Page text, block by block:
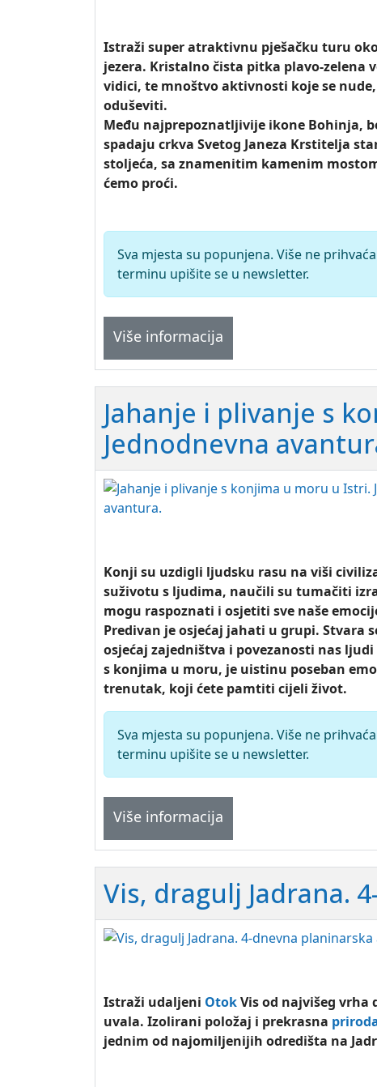
Istraži super atraktivnu pješačku turu
jezera. Kristalno čista pitka plavo-zelena
vidici, te mnoštvo aktivnosti koje se
oduševiti.
Među najprepoznatljivije ikone Bohinja,
spadaju crkva Svetog Janeza Krstitelja
stoljeća, sa znamenitim kamenim
ćemo proći.
Sva mjesta su popunjena. Više ne
terminu upišite se u newsletter.
Više informacija
Jahanje i plivanje s
Jednodnevna
Konji su uzdigli ljudsku rasu na viši
suživotu s ljudima, naučili su tumačiti
mogu raspoznati i osjetiti sve naše
Predivan je osjećaj jahati u grupi. Stvara
osjećaj zajedništva i povezanosti nas
s konjima u moru, je uistinu poseban
trenutak, koji ćete pamtiti cijeli život.
Sva mjesta su popunjena. Više ne
terminu upišite se u newsletter.
Više informacija
Vis, dragulj Jadrana.
Istraži udaljeni OtokVis od najvišeg vrha
uvala. Izolirani položaj i prekrasna
jednim od najomiljenijih odredišta na